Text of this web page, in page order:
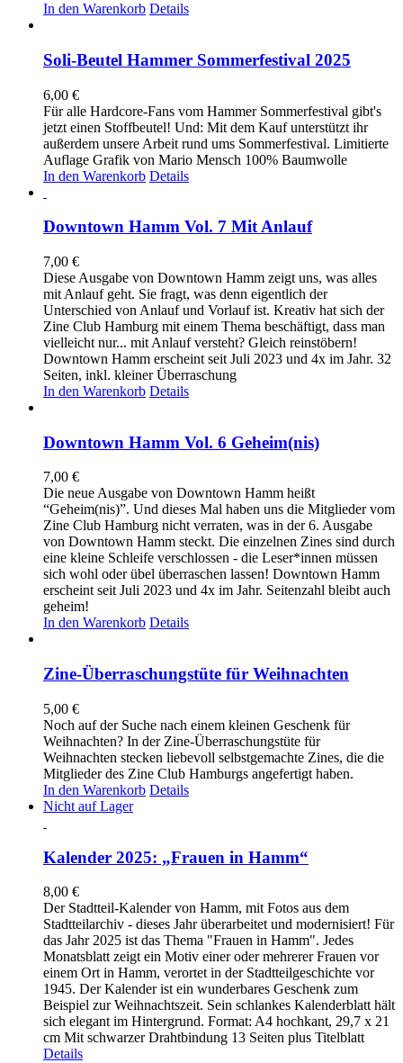
In den Warenkorb Details
Soli-Beutel Hammer Sommerfestival 2025
6,00 €
Für alle Hardcore-Fans vom Hammer Sommerfestival gibt's
jetzt einen Stoffbeutel! Und: Mit dem Kauf unterstützt ihr
außerdem unsere Arbeit rund ums Sommerfestival. Limitierte
Auflage Grafik von Mario Mensch 100% Baumwolle
In den Warenkorb Details
Downtown Hamm Vol. 7 Mit Anlauf
7,00 €
Diese Ausgabe von Downtown Hamm zeigt uns, was alles
mit Anlauf geht. Sie fragt, was denn eigentlich der
Unterschied von Anlauf und Vorlauf ist. Kreativ hat sich der
Zine Club Hamburg mit einem Thema beschäftigt, dass man
vielleicht nur... mit Anlauf versteht? Gleich reinstöbern!
Downtown Hamm erscheint seit Juli 2023 und 4x im Jahr. 32
Seiten, inkl. kleiner Überraschung
In den Warenkorb Details
Downtown Hamm Vol. 6 Geheim(nis)
7,00 €
Die neue Ausgabe von Downtown Hamm heißt
“Geheim(nis)”. Und dieses Mal haben uns die Mitglieder vom
Zine Club Hamburg nicht verraten, was in der 6. Ausgabe
von Downtown Hamm steckt. Die einzelnen Zines sind durch
eine kleine Schleife verschlossen - die Leser*innen müssen
sich wohl oder übel überraschen lassen! Downtown Hamm
erscheint seit Juli 2023 und 4x im Jahr. Seitenzahl bleibt auch
geheim!
In den Warenkorb Details
Zine-Überraschungstüte für Weihnachten
5,00 €
Noch auf der Suche nach einem kleinen Geschenk für
Weihnachten? In der Zine-Überraschungstüte für
Weihnachten stecken liebevoll selbstgemachte Zines, die die
Mitglieder des Zine Club Hamburgs angefertigt haben.
In den Warenkorb Details
Nicht auf Lager
Kalender 2025: „Frauen in Hamm“
8,00 €
Der Stadtteil-Kalender von Hamm, mit Fotos aus dem
Stadtteilarchiv - dieses Jahr überarbeitet und modernisiert! Für
das Jahr 2025 ist das Thema "Frauen in Hamm". Jedes
Monatsblatt zeigt ein Motiv einer oder mehrerer Frauen vor
einem Ort in Hamm, verortet in der Stadtteilgeschichte vor
1945. Der Kalender ist ein wunderbares Geschenk zum
Beispiel zur Weihnachtszeit. Sein schlankes Kalenderblatt hält
sich elegant im Hintergrund. Format: A4 hochkant, 29,7 x 21
cm Mit schwarzer Drahtbindung 13 Seiten plus Titelblatt
Details